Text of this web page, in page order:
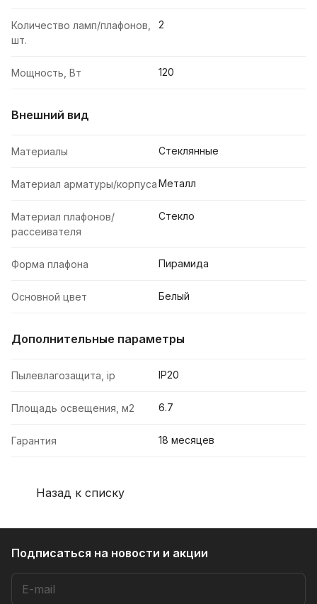
Количество ламп/плафонов,
шт.
2
Мощность, Вт 120
Внешний вид
Материалы Стеклянные
Материал арматуры/корпусаМеталл
Материал плафонов/
рассеивателя
Стекло
Форма плафона Пирамида
Основной цвет Белый
Дополнительные параметры
Пылевлагозащита, ip IP20
Площадь освещения, м2 6.7
Гарантия 18 месяцев
Назад к списку
Подписаться на новости и акции